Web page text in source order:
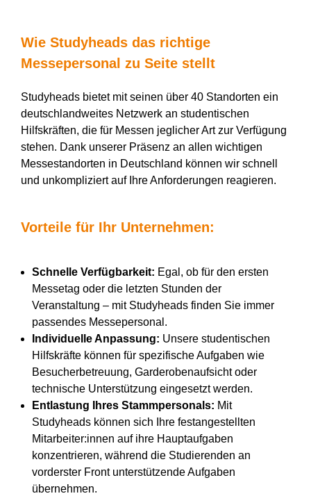
Wie Studyheads das richtige
Messepersonal zu Seite stellt
Studyheads bietet mit seinen über 40 Standorten ein
deutschlandweites Netzwerk an studentischen
Hilfskräften, die für Messen jeglicher Art zur Verfügung
stehen. Dank unserer Präsenz an allen wichtigen
Messestandorten in Deutschland können wir schnell
und unkompliziert auf Ihre Anforderungen reagieren.
Vorteile für Ihr Unternehmen:
Schnelle Verfügbarkeit: Egal, ob für den ersten
Messetag oder die letzten Stunden der
Veranstaltung – mit Studyheads finden Sie immer
passendes Messepersonal.
Individuelle Anpassung: Unsere studentischen
Hilfskräfte können für spezifische Aufgaben wie
Besucherbetreuung, Garderobenaufsicht oder
technische Unterstützung eingesetzt werden.
Entlastung Ihres Stammpersonals: Mit
Studyheads können sich Ihre festangestellten
Mitarbeiter:innen auf ihre Hauptaufgaben
konzentrieren, während die Studierenden an
vorderster Front unterstützende Aufgaben
übernehmen.